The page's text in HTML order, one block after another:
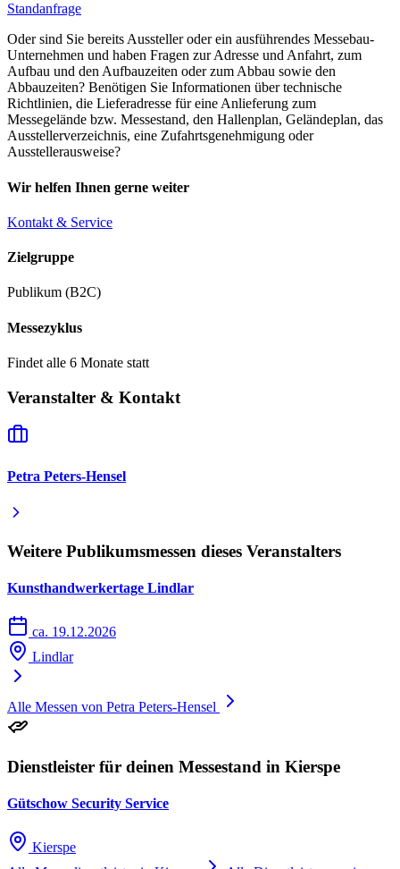
Standanfrage
Oder sind Sie bereits Aussteller oder ein ausführendes Messebau-
Unternehmen und haben Fragen zur Adresse und Anfahrt, zum
Aufbau und den Aufbauzeiten oder zum Abbau sowie den
Abbauzeiten? Benötigen Sie Informationen über technische
Richtlinien, die Lieferadresse für eine Anlieferung zum
Messegelände bzw. Messestand, den Hallenplan, Geländeplan, das
Ausstellerverzeichnis, eine Zufahrtsgenehmigung oder
Ausstellerausweise?
Wir helfen Ihnen gerne weiter
Kontakt & Service
Zielgruppe
Publikum (B2C)
Messezyklus
Findet alle 6 Monate statt
Veranstalter & Kontakt
Petra Peters-Hensel
Weitere Publikumsmessen dieses Veranstalters
Kunsthandwerkertage Lindlar
ca. 19.12.2026
Lindlar
Alle Messen von Petra Peters-Hensel
Dienstleister für deinen Messestand in Kierspe
Gütschow Security Service
Kierspe